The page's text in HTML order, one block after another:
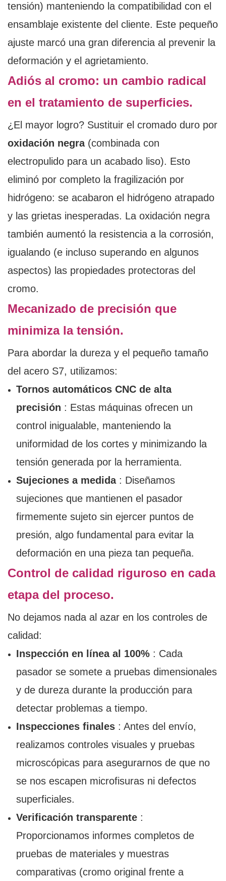
tensión) manteniendo la compatibilidad con el
ensamblaje existente del cliente. Este pequeño
ajuste marcó una gran diferencia al prevenir la
deformación y el agrietamiento.
Adiós al cromo: un cambio radical
en el tratamiento de superficies.
¿El mayor logro? Sustituir el cromado duro por
oxidación negra(combinada con
electropulido para un acabado liso). Esto
eliminó por completo la fragilización por
hidrógeno: se acabaron el hidrógeno atrapado
y las grietas inesperadas. La oxidación negra
también aumentó la resistencia a la corrosión,
igualando (e incluso superando en algunos
aspectos) las propiedades protectoras del
cromo.
Mecanizado de precisión que
minimiza la tensión.
Para abordar la dureza y el pequeño tamaño
del acero S7, utilizamos:
Tornos automáticos CNC de alta
precisión : Estas máquinas ofrecen un
control inigualable, manteniendo la
uniformidad de los cortes y minimizando la
tensión generada por la herramienta.
Sujeciones a medida: Diseñamos
sujeciones que mantienen el pasador
firmemente sujeto sin ejercer puntos de
presión, algo fundamental para evitar la
deformación en una pieza tan pequeña.
Control de calidad riguroso en cada
etapa del proceso.
No dejamos nada al azar en los controles de
calidad:
Inspección en línea al 100%: Cada
pasador se somete a pruebas dimensionales
y de dureza durante la producción para
detectar problemas a tiempo.
Inspecciones finales: Antes del envío,
realizamos controles visuales y pruebas
microscópicas para asegurarnos de que no
se nos escapen microfisuras ni defectos
superficiales.
Verificación transparente:
Proporcionamos informes completos de
pruebas de materiales y muestras
comparativas (cromo original frente a